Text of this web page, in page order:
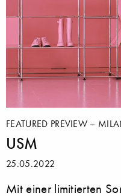
FEATURED PREVIEW –
USM
25.05.2022
Mit einer limitierten